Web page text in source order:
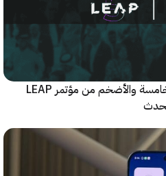
الرياض تستعد لإطلاق النسخة الخامسة والأضخم من مؤتمر LEAP